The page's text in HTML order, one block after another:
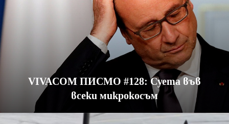
VIVACOM ПИСМО #128: Суета във
всеки микрокосъм